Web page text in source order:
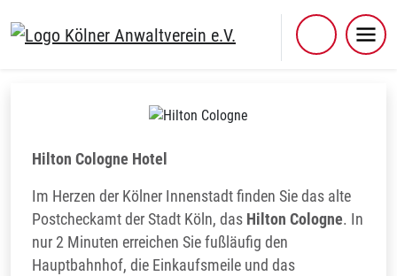
Hilton Cologne Hotel
Im Herzen der Kölner Innenstadt finden Sie das alte
Postcheckamt der Stadt Köln, das Hilton Cologne. In
nur 2 Minuten erreichen Sie fußläufig den
Hauptbahnhof, die Einkaufsmeile und das